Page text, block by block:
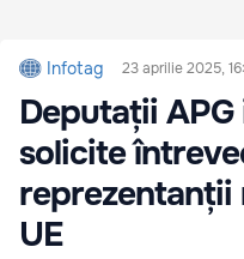
Infotag 23 aprilie 2025,
Deputații
solicite
reprezentanții
UE